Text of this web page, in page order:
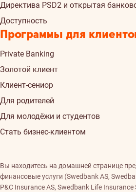
Директива PSD2 и открытая
Доступность
Программы для
Private Banking
Золотой клиент
Клиент-сениор
Для родителей
Для молодёжи и студентов
Стать бизнес-клиентом
Вы находитесь на домашней странице
финансовые услуги (Swedbank AS,
P&C Insurance AS, Swedbank Life Insurance